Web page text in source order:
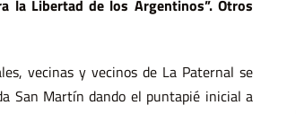
la Libertad de los Argentinos”. Otros
vecinas y vecinos de La Paternal se
San Martín dando el puntapié inicial a